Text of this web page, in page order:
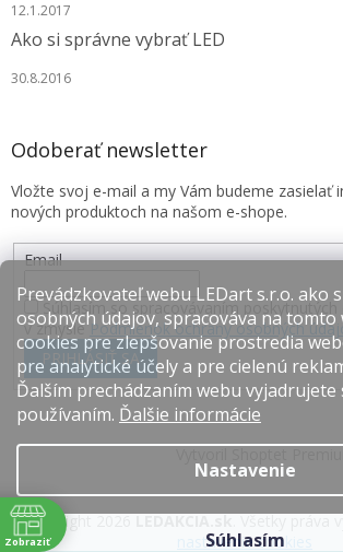
Prevádzkovateľ webu LEDart s.r.o. ako
osobných údajov, spracováva na
cookies pre zlepšovanie prostredia
pre analytické účely a pre cielenú
Ďalším prechádzaním webu vyjadrujete
používaním. Ďalšie informácie
Nastavenie
Súhlasím
12.1.2017
Ako si správne vybrať LED
30.8.2016
Odoberať newsletter
Vložte svoj e-mail a my Vám budeme zasielať
nových produktoch na našom e-shope.
Email
Súhlasím so spracovávaním poskytnutých
v zmysle Podmienok ochrany osobných
PRIHLÁSIŤ SA
Copyright 2026
nastavenie cookies
Zobraziť